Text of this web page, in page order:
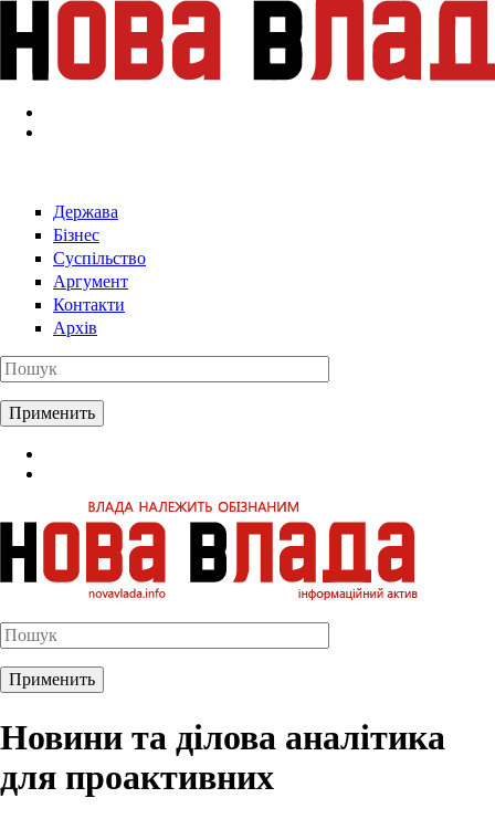
Перейти к основному содержанию
Держава
Бізнес
Суспільство
Аргумент
Контакти
Архів
Новини та ділова аналітика
для проактивних